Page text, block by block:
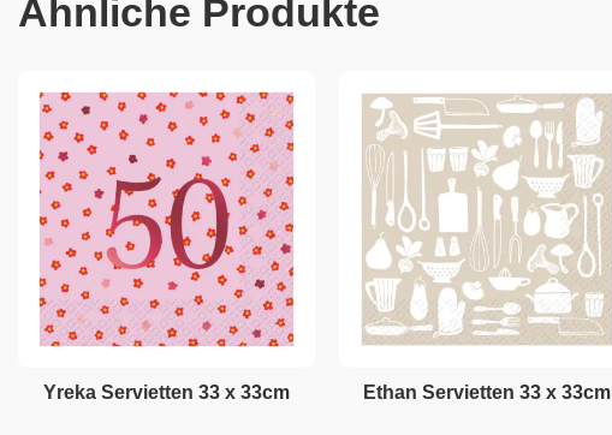
Ähnliche Produkte
Yreka Servietten 33 x 33cm Ethan Servietten 33 x 33cm